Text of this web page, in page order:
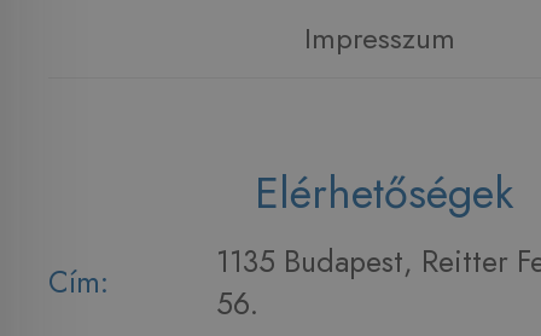
Impresszum
Elérhetőségek
Cím:
1135 Budapest, Reitter
56.